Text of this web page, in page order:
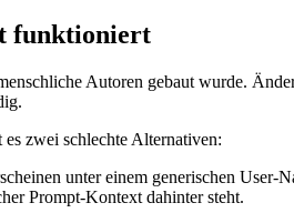
funktioniert
Autoren gebaut wurde.
zwei schlechte Alternativen:
unter einem generischen
Prompt-Kontext dahinter steht.